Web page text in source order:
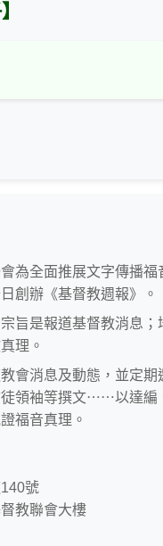
為全面推展文字傳播福
創辦《基督教週報》。
宗旨是報道基督教消息；
理。
會消息及動態，並定期
領袖等撰文⋯⋯以達編
福音真理。
號
聯會大樓